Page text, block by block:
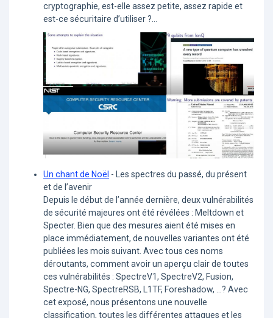
cryptographie, est-elle assez petite, assez rapide et
est-ce sécuritaire d’utiliser ?...
Un chant de Noël - Les spectres du passé, du présent
et de l’avenir
Depuis le début de l’année dernière, deux vulnérabilités
de sécurité majeures ont été révélées : Meltdown et
Specter. Bien que des mesures aient été mises en
place immédiatement, de nouvelles variantes ont été
publiées les mois suivant. Avec tous ces noms
déroutants, comment avoir un aperçu clair de toutes
ces vulnérabilités : SpectreV1, SpectreV2, Fusion,
Spectre-NG, SpectreRSB, L1TF, Foreshadow, ...? Avec
cet exposé, nous présentons une nouvelle
classification, toutes les différentes attaques et les